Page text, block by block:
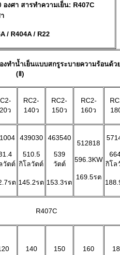
งศา สารทำความเย็น: R407C
/ R404A / R22
งทำน้ำเย็นแบบสกรูระบายความร้อนด้ว
(Ⅱ)
ว
RC2-
140ว
RC2-
150ว
RC2-
160ว
วัตต์
รต
439030
510.5
กิโลวัตต์
145.2รต
463540
539
วัตต์
153.3รต
512818
596.3KW
169.5รต
กิโล
R407C
140 150 160